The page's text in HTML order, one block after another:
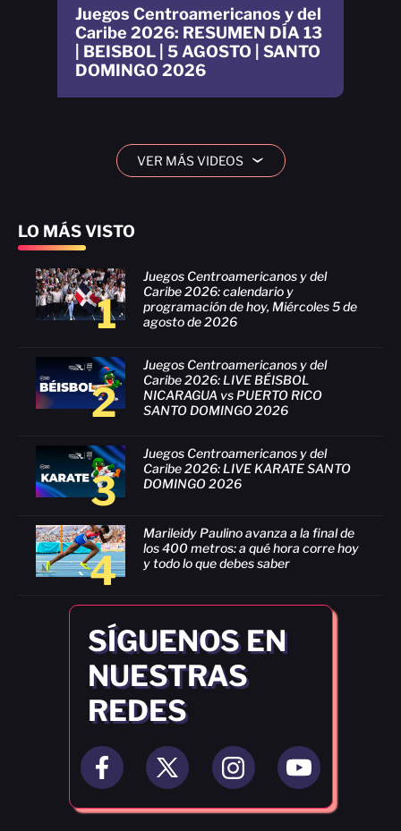
LO MÁS VISTO
1
Juegos Centroamericanos y del
Caribe 2026: calendario y
programación de hoy, Miércoles 5 de
agosto de 2026
2
Juegos Centroamericanos y del
Caribe 2026: LIVE BÉISBOL
NICARAGUA vs PUERTO RICO
SANTO DOMINGO 2026
3
Juegos Centroamericanos y del
Caribe 2026: LIVE KARATE SANTO
DOMINGO 2026
4
Marileidy Paulino avanza a la final de
los 400 metros: a qué hora corre hoy
y todo lo que debes saber
SÍGUENOS EN
NUESTRAS
REDES
Juegos Centroamericanos y del
Caribe 2026: RESUMEN DÍA 13
| BEISBOL | 5 AGOSTO | SANTO
DOMINGO 2026
VER MÁS VIDEOS ›